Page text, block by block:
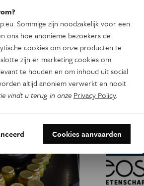
Schoonhoven
In de
zo
methode
Sommige zijn noodzakelijk voor een
ons hoe anonieme bezoekers de
cookies om onze producten te
zijn er marketing cookies om
te houden en om inhoud uit social
altijd anoniem verwerkt en nooit
vindt u terug in onze Privacy Policy.
Cookies aanvaarden